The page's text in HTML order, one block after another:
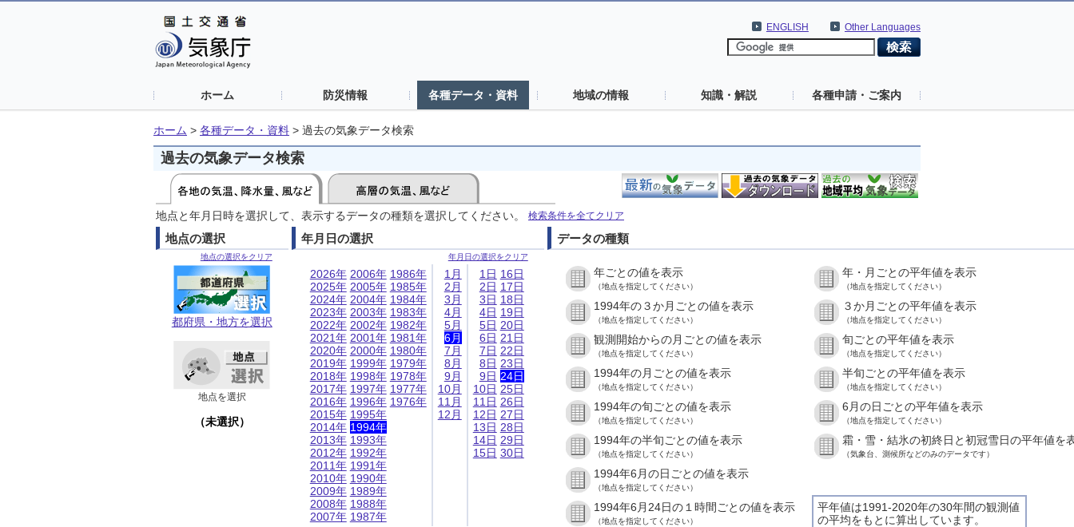
Other Languages
ENGLISH
ホーム 防災情報 各種データ・資料 地域の情報 知識・解説 各種申請・ご案内
ホーム > 各種データ・資料 > 過去の気象データ検索
過去の気象データ検索
地点と年月日時を選択して、表示するデータの種類を選択してください。 検索条件を全てクリア
地点の選択
地点の選択をクリア
都府県・地方を選択
地点を選択
（未選択）
年月日の選択
年月日の選択をクリア
2026年
2025年
2024年
2023年
2022年
2021年
2020年
2019年
2018年
2017年
2016年
2015年
2014年
2013年
2012年
2011年
2010年
2009年
2008年
2007年
2006年
2005年
2004年
2003年
2002年
2001年
2000年
1999年
1998年
1997年
1996年
1995年
1994年
1993年
1992年
1991年
1990年
1989年
1988年
1987年
1986年
1985年
1984年
1983年
1982年
1981年
1980年
1979年
1978年
1977年
1976年
1月
2月
3月
4月
5月
6月
7月
8月
9月
10月
11月
12月
1日
2日
3日
4日
5日
6日
7日
8日
9日
10日
11日
12日
13日
14日
15日
16日
17日
18日
19日
20日
21日
22日
23日
24日
25日
26日
27日
28日
29日
30日
データの種類
年ごとの値を表示
（地点を指定してください）
年・月ごとの平年値を表示
（地点を指定してください）
1994年の３か月ごとの値を表示
（地点を指定してください）
３か月ごとの平年値を表示
（地点を指定してください）
観測開始からの月ごとの値を表示
（地点を指定してください）
旬ごとの平年値を表示
（地点を指定してください）
1994年の月ごとの値を表示
（地点を指定してください）
半旬ごとの平年値を表示
（地点を指定してください）
1994年の旬ごとの値を表示
（地点を指定してください）
6月の日ごとの平年値を表示
（地点を指定してください）
1994年の半旬ごとの値を表示
（地点を指定してください）
霜・雪・結氷の初終日と初冠雪日の平年値を
（気象台、測候所などのみのデータです）
1994年6月の日ごとの値を表示
（地点を指定してください）
平年値は1991-2020年の30年間の観測値
の平均をもとに算出しています。
1994年6月24日の１時間ごとの値を表示
（地点を指定してください）